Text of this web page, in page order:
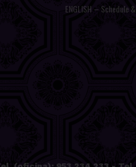
ENGLISH – Schedule